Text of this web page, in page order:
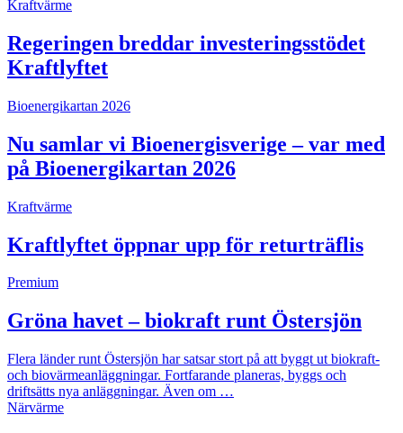
Kraftvärme
Regeringen breddar investeringsstödet
Kraftlyftet
Bioenergikartan 2026
Nu samlar vi Bioenergisverige – var med
på Bioenergikartan 2026
Kraftvärme
Kraftlyftet öppnar upp för returträflis
Premium
Gröna havet – biokraft runt Östersjön
Flera länder runt Östersjön har satsar stort på att byggt ut biokraft-
och biovärmeanläggningar. Fortfarande planeras, byggs och
driftsätts nya anläggningar. Även om …
Närvärme